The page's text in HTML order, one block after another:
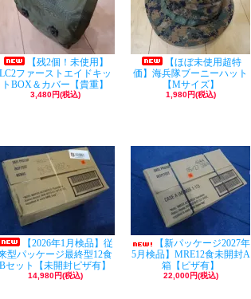
【残2個！未使用】
LC2ファーストエイドキッ
トBOX＆カバー【貴重】
3,480円(税込)
【ほぼ未使用超特
価】海兵隊ブーニーハット
【Mサイズ】
1,980円(税込)
【2026年1月検品】従
型パッケージ最終型12食
Bセット【未開封ピザ有】
14,980円(税込)
【新パッケージ2027年
5月検品】MRE12食未開封A
箱【ピザ有】
22,000円(税込)